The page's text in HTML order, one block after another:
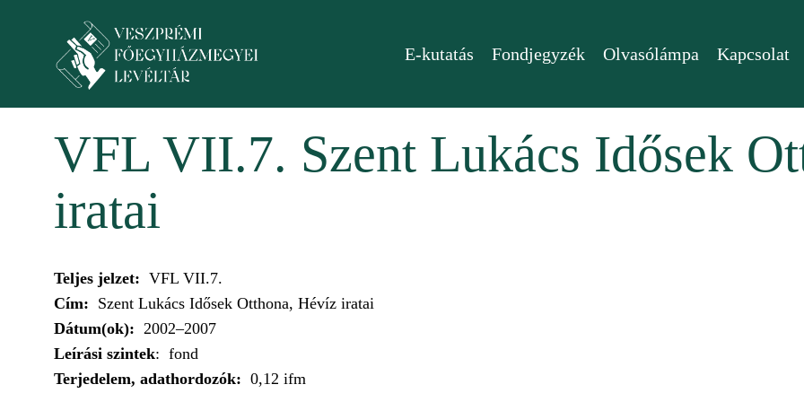
E-kutatás Fondjegyzék Olvasólámpa Kapcsolat
VFL VII.7. Szent Lukács Idősek
iratai
Teljes jelzet: VFL VII.7.
Cím: Szent Lukács Idősek Otthona, Hévíz iratai
Dátum(ok): 2002–2007
Leírási szintek: fond
Terjedelem, adathordozók: 0,12 ifm